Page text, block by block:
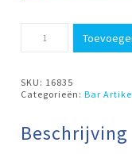
transparant
SKU: 16835
Categorieën:Bar
Beschrijving